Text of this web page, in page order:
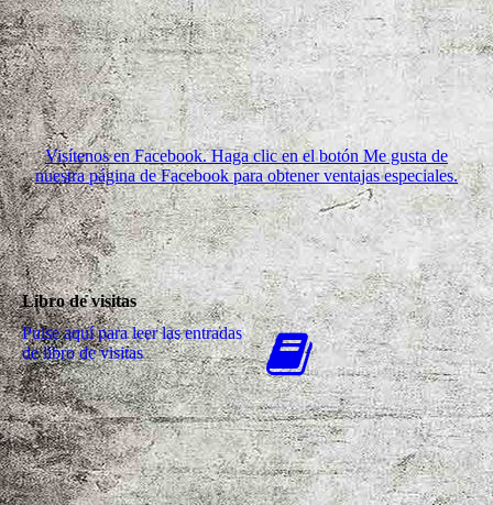
Visítenos en Facebook. Haga clic en el botón Me gusta de
nuestra página de Facebook para obtener ventajas especiales.
Libro de visitas
Pulse aquí para leer las entradas
de libro de visitas